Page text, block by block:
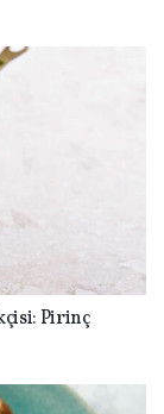
Pirinç